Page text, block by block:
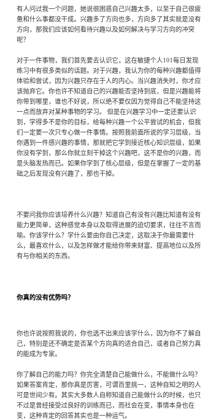
有人问过我一个问题，她说很困惑自己兴趣太多，以至于自己很疲
惫和什么事都没干成。兴趣多了方向也多，方向多了其实就是没有
方向，那我们应该如何看待兴趣以及如何解决与学习方向的冲突
呢？
对于一件事物，我们首先要去认识它，这在敏捷个人101每日发现
练习中有很多类似的话题。对于兴趣，我认为你的每种兴趣都值得
体验和尝试，因为兴趣只存在于人的内心。当兴趣消失时，你才应
该抛弃它。你也许不知道自己的兴趣能否坚持到底，但是兴趣能将
你带到哪里，谁也不好说，所以绝不要仅因为觉得自己不能坚持这
一点而放弃对某种事物的学习。 但是在兴趣学习中一定还要认识
到，学得多不是你的目标，给每种兴趣一个公平尝试的机会，但我
们一定要一次只专心做一件事情。按照我前面所说的学习层级，当
你遇到一件感兴趣的事情，那就把它学到接近核心知识层级，如果
你没有学到，那么你就立刻干掉这个兴趣吧，这不是你的兴趣，而
是头脑发热而已。如果你学到了核心层级，但是在掌握了一定的基
础之后发现没有兴趣了，那也干掉。
不要问我你应该培养什么兴趣？知道自己有没有兴趣比知道有没有
能力更简单，这种感觉本身以及取得进展的迫切要求，往往不言而
喻。你该学什么？学什么要由你自己决定，这取决于你最需要什
么，最喜欢什么，以及怎样做才能给你带来财富、提高地位以及所
有与你相关的东西。
你真的没有优势吗？
你也许说按照我说的，你也选不出来应该学什么，因为你不了解自
己，特别是还不确定是否某个方向真的适合自己，或者自己努力真
的能成为专家。
你了解自己的能力吗？你完全清楚自己能做什么，不能做什么吗？
如果答案肯定，那你真是厉害，可谓百里挑一，这种自知之明的人
可是世间少有。其实大多数人自称知道自己能做什么的时候，也只
不过是曾经接受过良好的训练而已，而社会在变，事情本身也在
变，这种肯定的回答其实也是一种运气。